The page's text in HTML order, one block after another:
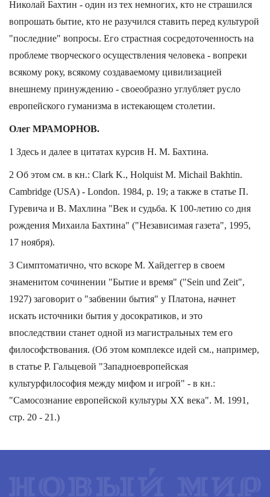
Николай Бахтин - один из тех немногих, кто не страшился
вопрошать бытие, кто не разучился ставить перед культурой
"последние" вопросы. Его страстная сосредоточенность на
проблеме творческого осуществления человека - вопреки
всякому року, всякому создаваемому цивилизацией
внешнему принуждению - своеобразно углубляет русло
европейского гуманизма в истекающем столетии.
Олег МРАМОРНОВ.
1 Здесь и далее в цитатах курсив Н. М. Бахтина.
2 Об этом см. в кн.: Clark K., Holquist M. Michail Bakhtin.
Cambridge (USA) - London. 1984, p. 19; а также в статье П.
Гуревича и В. Махлина "Век и судьба. К 100-летию со дня
рождения Михаила Бахтина" ("Независимая газета", 1995,
17 ноября).
3 Симптоматично, что вскоре М. Хайдеггер в своем
знаменитом сочинении "Бытие и время" ("Sein und Zeit",
1927) заговорит о "забвении бытия" у Платона, начнет
искать источники бытия у досократиков, и это
впоследствии станет одной из магистральных тем его
философствования. (Об этом комплексе идей см., например,
в статье Р. Гальцевой "Западноевропейская
культурфилософия между мифом и игрой" - в кн.:
"Самосознание европейской культуры XX века". М. 1991,
стр. 20 - 21.)